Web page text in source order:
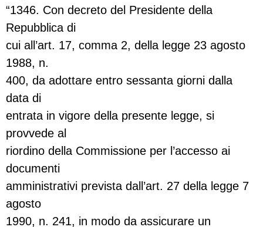
“1346. Con decreto del Presidente della
Repubblica di
cui all’art. 17, comma 2, della legge 23 agosto
1988, n.
400, da adottare entro sessanta giorni dalla
data di
entrata in vigore della presente legge, si
provvede al
riordino della Commissione per l’accesso ai
documenti
amministrativi prevista dall’art. 27 della legge 7
agosto
1990, n. 241, in modo da assicurare un